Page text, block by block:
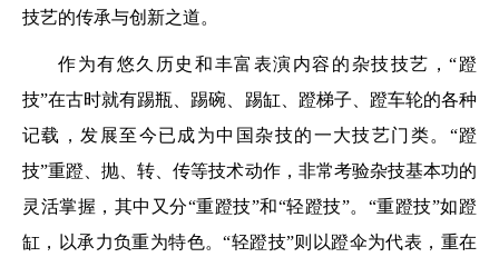
技艺的传承与创新之道。
作为有悠久历史和丰富表演内容的杂技技艺，“蹬
技”在古时就有踢瓶、踢碗、踢缸、蹬梯子、蹬车轮的各种
记载，发展至今已成为中国杂技的一大技艺门类。“蹬
技”重蹬、抛、转、传等技术动作，非常考验杂技基本功的
灵活掌握，其中又分“重蹬技”和“轻蹬技”。“重蹬技”如蹬
缸，以承力负重为特色。“轻蹬技”则以蹬伞为代表，重在